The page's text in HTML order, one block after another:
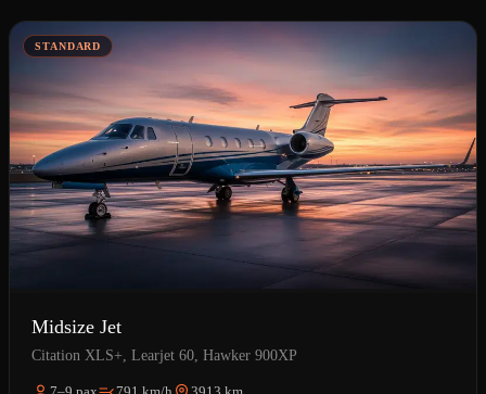
STANDARD
Midsize Jet
Citation XLS+, Learjet 60, Hawker 900XP